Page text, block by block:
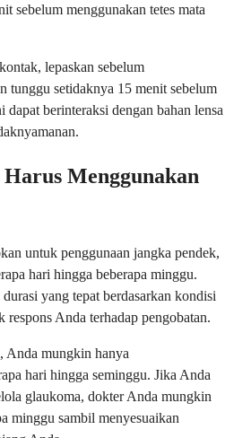
sebelum menggunakan tetes mata
lepaskan sebelum
tunggu setidaknya 15 menit sebelum
berinteraksi dengan bahan lensa
Menggunakan
untuk penggunaan jangka pendek,
hari hingga beberapa minggu.
yang tepat berdasarkan kondisi
respons Anda terhadap pengobatan.
Anda mungkin hanya
hari hingga seminggu. Jika Anda
glaukoma, dokter Anda mungkin
minggu sambil menyesuaikan